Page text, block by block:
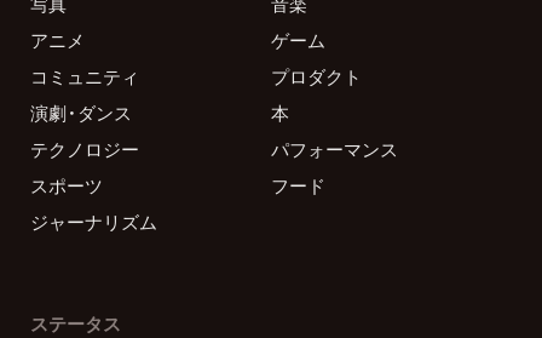
アニメ
ゲーム
コミュニティ
プロダクト
演劇・ダンス
本
テクノロジー
パフォーマンス
スポーツ
フード
ジャーナリズム
ステータス